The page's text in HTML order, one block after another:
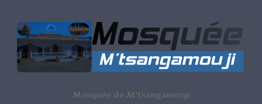
Mosquée de M'tsangamouji